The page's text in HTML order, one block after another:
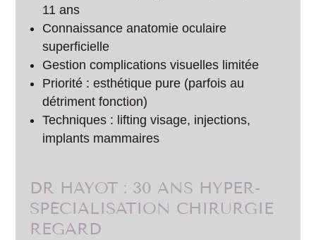
11 ans
Connaissance anatomie oculaire
superficielle
Gestion complications visuelles limitée
Priorité : esthétique pure (parfois au
détriment fonction)
Techniques : lifting visage, injections,
implants mammaires
DR HAYOT : 30 ANS HYPER-
SPÉCIALISATION CHIRURGIE
REGARD